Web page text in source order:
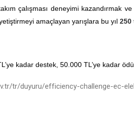
çalışması deneyimi kazandırmak
amaçlayan yarışlara bu yıl 250
kadar destek, 50.000 TL’ye kadar
tr/duyuru/efficiency-challenge-ec-